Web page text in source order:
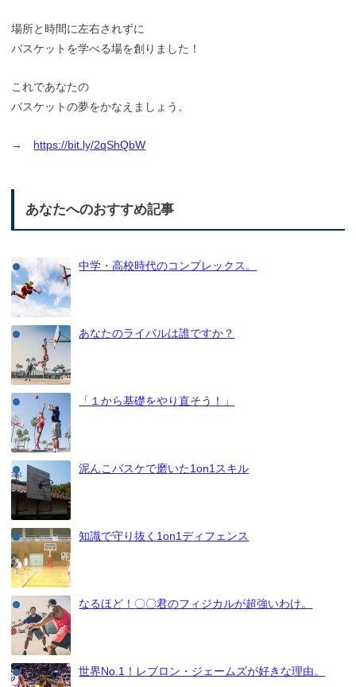
場所と時間に左右されずに
バスケットを学べる場を創りました！
これであなたの
バスケットの夢をかなえましょう。
→ https://bit.ly/2qShQbW
あなたへのおすすめ記事
中学・高校時代のコンプレックス。
あなたのライバルは誰ですか？
「１から基礎をやり直そう！」
泥んこバスケで磨いた1on1スキル
知識で守り抜く1on1ディフェンス
なるほど！〇〇君のフィジカルが超強いわけ。
世界No.1！レブロン・ジェームズが好きな理由。